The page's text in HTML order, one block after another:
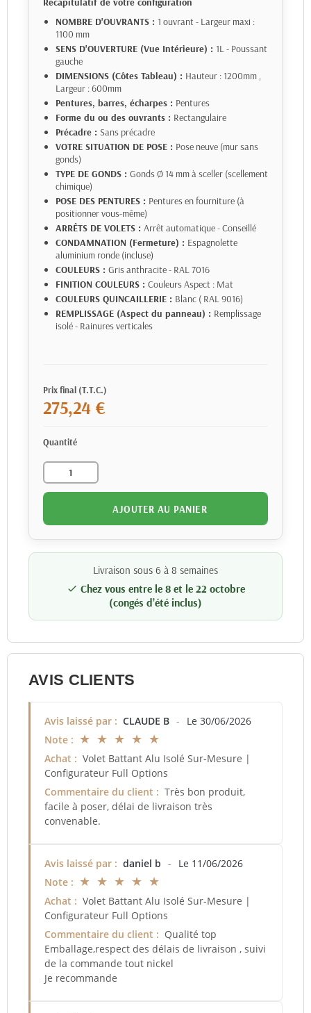
NOMBRE D'OUVRANTS : 1 ouvrant - Largeur maxi :
1100 mm
SENS D'OUVERTURE (Vue Intérieure) : 1L - Poussant
gauche
DIMENSIONS (Côtes Tableau) : Hauteur : 1200mm ,
Largeur : 600mm
Pentures, barres, écharpes : Pentures
Forme du ou des ouvrants : Rectangulaire
Précadre : Sans précadre
VOTRE SITUATION DE POSE : Pose neuve (mur sans
gonds)
TYPE DE GONDS : Gonds Ø 14 mm à sceller (scellement
chimique)
POSE DES PENTURES : Pentures en fourniture (à
positionner vous-même)
ARRÊTS DE VOLETS : Arrêt automatique - Conseillé
CONDAMNATION (Fermeture) : Espagnolette
aluminium ronde (incluse)
COULEURS : Gris anthracite - RAL 7016
FINITION COULEURS : Couleurs Aspect : Mat
COULEURS QUINCAILLERIE : Blanc ( RAL 9016)
REMPLISSAGE (Aspect du panneau) : Remplissage
isolé - Rainures verticales
Prix final (T.T.C.)
275,24 €
Quantité
AJOUTER AU PANIER
Livraison sous 6 à 8 semaines
 Chez vous entre le 8 et le 22 octobre
(congés d’été inclus)
AVIS CLIENTS
Avis laissé par : CLAUDE B -
Le 30/06/2026
Note : ★ ★ ★ ★ ★
Achat : Volet Battant Alu Isolé Sur-Mesure |
Configurateur Full Options
Commentaire du client : Très bon produit,
facile à poser, délai de livraison très
convenable.
Avis laissé par : daniel b -
Le 11/06/2026
Note : ★ ★ ★ ★ ★
Achat : Volet Battant Alu Isolé Sur-Mesure |
Configurateur Full Options
Commentaire du client : Qualité top
Emballage,respect des délais de livraison , suivi
de la commande tout nickel
Je recommande